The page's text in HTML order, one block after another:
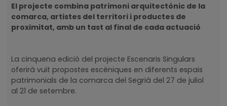
El projecte combina patrimoni arquitectònic de la
comarca, artistes del territori i productes de
proximitat, amb un tast al final de cada actuació
La cinquena edició del projecte Escenaris Singulars
oferirà vuit propostes escèniques en diferents espais
patrimonials de la comarca del Segrià del 27 de juliol
al 21 de setembre.